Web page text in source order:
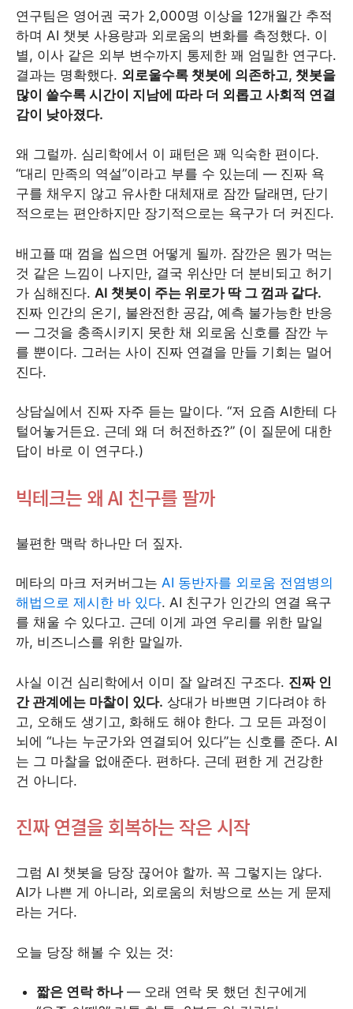
연구팀은 영어권 국가 2,000명 이상을 12개월간 추적
하며 AI 챗봇 사용량과 외로움의 변화를 측정했다. 이
별, 이사 같은 외부 변수까지 통제한 꽤 엄밀한 연구다.
결과는 명확했다. 외로울수록 챗봇에 의존하고, 챗봇을
많이 쓸수록 시간이 지남에 따라 더 외롭고 사회적 연결
감이 낮아졌다.
왜 그럴까. 심리학에서 이 패턴은 꽤 익숙한 편이다.
“대리 만족의 역설”이라고 부를 수 있는데 — 진짜 욕
구를 채우지 않고 유사한 대체재로 잠깐 달래면, 단기
적으로는 편안하지만 장기적으로는 욕구가 더 커진다.
배고플 때 껌을 씹으면 어떻게 될까. 잠깐은 뭔가 먹는
것 같은 느낌이 나지만, 결국 위산만 더 분비되고 허기
가 심해진다. AI 챗봇이 주는 위로가 딱 그 껌과 같다.
진짜 인간의 온기, 불완전한 공감, 예측 불가능한 반응
— 그것을 충족시키지 못한 채 외로움 신호를 잠깐 누
를 뿐이다. 그러는 사이 진짜 연결을 만들 기회는 멀어
진다.
상담실에서 진짜 자주 듣는 말이다. “저 요즘 AI한테 다
털어놓거든요. 근데 왜 더 허전하죠?” (이 질문에 대한
답이 바로 이 연구다.)
빅테크는 왜 AI 친구를 팔까
불편한 맥락 하나만 더 짚자.
메타의 마크 저커버그는 AI 동반자를 외로움 전염병의
해법으로 제시한 바 있다. AI 친구가 인간의 연결 욕구
를 채울 수 있다고. 근데 이게 과연 우리를 위한 말일
까, 비즈니스를 위한 말일까.
사실 이건 심리학에서 이미 잘 알려진 구조다. 진짜 인
간 관계에는 마찰이 있다. 상대가 바쁘면 기다려야 하
고, 오해도 생기고, 화해도 해야 한다. 그 모든 과정이
뇌에 “나는 누군가와 연결되어 있다”는 신호를 준다. AI
는 그 마찰을 없애준다. 편하다. 근데 편한 게 건강한
건 아니다.
진짜 연결을 회복하는 작은 시작
그럼 AI 챗봇을 당장 끊어야 할까. 꼭 그렇지는 않다.
AI가 나쁜 게 아니라, 외로움의 처방으로 쓰는 게 문제
라는 거다.
오늘 당장 해볼 수 있는 것:
짧은 연락 하나— 오래 연락 못 했던 친구에게